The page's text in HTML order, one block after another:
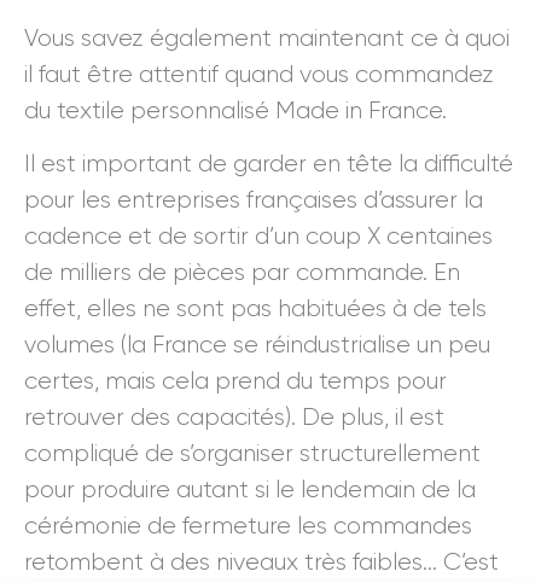
Vous savez également maintenant ce à quoi
il faut être attentif quand vous commandez
du textile personnalisé Made in France.
Il est important de garder en tête la difficulté
pour les entreprises françaises d’assurer la
cadence et de sortir d’un coup X centaines
de milliers de pièces par commande. En
effet, elles ne sont pas habituées à de tels
volumes (la France se réindustrialise un peu
certes, mais cela prend du temps pour
retrouver des capacités). De plus, il est
compliqué de s’organiser structurellement
pour produire autant si le lendemain de la
cérémonie de fermeture les commandes
retombent à des niveaux très faibles… C’est